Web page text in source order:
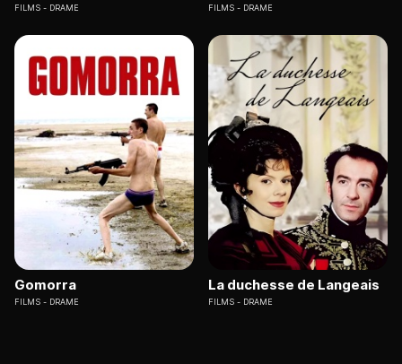
FILMS DRAME FILMS DRAME
Gomorra
FILMS DRAME
La duchesse de Langeais
FILMS DRAME